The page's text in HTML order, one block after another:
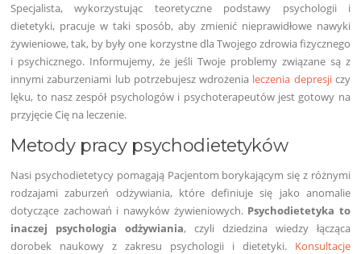
Specjalista, wykorzystując teoretyczne podstawy psychologii i
dietetyki, pracuje w taki sposób, aby zmienić nieprawidłowe nawyki
żywieniowe, tak, by były one korzystne dla Twojego zdrowia fizycznego
i psychicznego. Informujemy, że jeśli Twoje problemy związane są z
innymi zaburzeniami lub potrzebujesz wdrożenia leczenia depresjiczy
lęku, to nasz zespół psychologów i psychoterapeutów jest gotowy na
przyjęcie Cię na leczenie.
Metody pracy psychodietetyków
Nasi psychodietetycy pomagają Pacjentom borykającym się z różnymi
rodzajami zaburzeń odżywiania, które definiuje się jako anomalie
dotyczące zachowań i nawyków żywieniowych. Psychodietetyka to
inaczej psychologia odżywiania, czyli dziedzina wiedzy łącząca
dorobek naukowy z zakresu psychologii i dietetyki. Konsultacje